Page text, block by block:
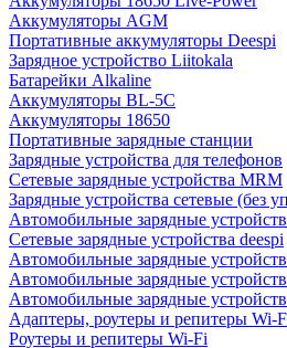
Аккумуляторы АGM
Портативные аккумуляторы Deespi
Зарядное устройство Liitokala
Батарейки Alkaline
Аккумуляторы BL-5C
Аккумуляторы 18650
Портативные зарядные станции
Зарядные устройства для телефонов
Сетевые зарядные устройства MRM
Зарядные устройства сетевые (без
Автомобильные зарядные
Сетевые зарядные устройства deespi
Автомобильные зарядные
Автомобильные зарядные
Автомобильные зарядные
Адаптеры, роутеры и репитеры Wi-
Роутеры и репитеры Wi-Fi